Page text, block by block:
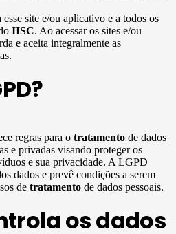
esse site e/ou aplicativo e a todos os
IISC. Ao acessar os sites e/ou
e aceita integralmente as
regras para o tratamento de dados
e privadas visando proteger os
e sua privacidade. A LGPD
dados e prevê condições a serem
de tratamento de dados pessoais.
os dados